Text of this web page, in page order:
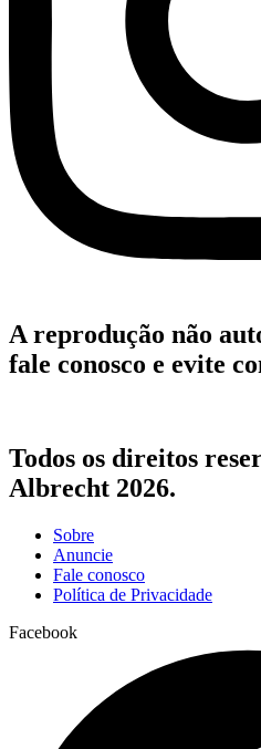
A reprodução não
fale conosco e evite
Todos os direitos
Albrecht 2026.
Sobre
Anuncie
Fale conosco
Política de Privacidade
Facebook